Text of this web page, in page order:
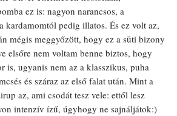
ez is: nagyon narancsos, a
kardamomtól pedig illatos. És ez volt az,
mégis meggyőzött, hogy ez a süti bizony
elsőre nem voltam benne biztos, hogy
is, ugyanis nem az a klasszikus, puha
és száraz az első falat után. Mint a
az, ami csodát tesz vele: ettől lesz
intenzív ízű, úgyhogy ne sajnáljátok:)